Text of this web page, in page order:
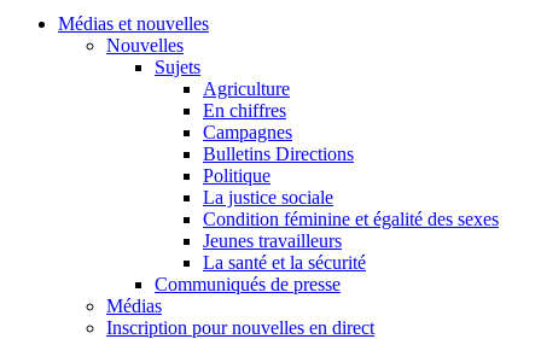
Médias et nouvelles
Nouvelles
Sujets
Agriculture
En chiffres
Campagnes
Bulletins Directions
Politique
La justice sociale
Condition féminine et égalité des sexes
Jeunes travailleurs
La santé et la sécurité
Communiqués de presse
Médias
Inscription pour nouvelles en direct